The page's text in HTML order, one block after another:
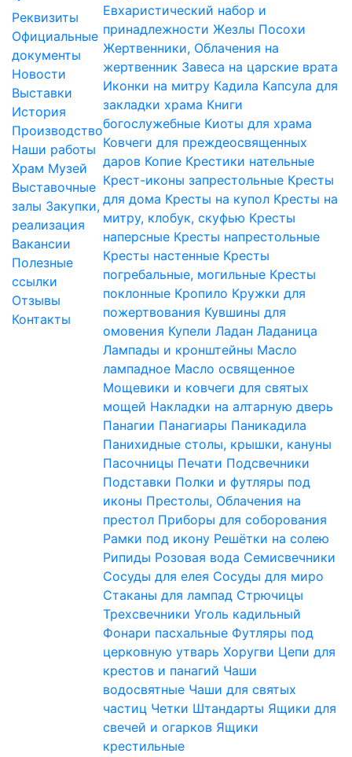
Реквизиты
Официальные
документы
Новости
Выставки
История
Производство
Наши работы
Храм Музей
Выставочные
залы Закупки,
реализация
Вакансии
Полезные
ссылки
Отзывы
Контакты
Евхаристический набор и
принадлежности Жезлы Посохи
Жертвенники, Облачения на
жертвенник Завеса на царские врата
Иконки на митру Кадила Капсула для
закладки храма Книги
богослужебные Киоты для храма
Ковчеги для преждеосвященных
даров Копие Крестики нательные
Крест-иконы запрестольные Кресты
для дома Кресты на купол Кресты на
митру, клобук, скуфью Кресты
наперсные Кресты напрестольные
Кресты настенные Кресты
погребальные, могильные Кресты
поклонные Кропило Кружки для
пожертвования Кувшины для
омовения Купели Ладан Ладаница
Лампады и кронштейны Масло
лампадное Масло освященное
Мощевики и ковчеги для святых
мощей Накладки на алтарную дверь
Панагии Панагиары Паникадила
Панихидные столы, крышки, кануны
Пасочницы Печати Подсвечники
Подставки Полки и футляры под
иконы Престолы, Облачения на
престол Приборы для соборования
Рамки под икону Решётки на солею
Рипиды Розовая вода Семисвечники
Сосуды для елея Сосуды для миро
Стаканы для лампад Стрючицы
Трехсвечники Уголь кадильный
Фонари пасхальные Футляры под
церковную утварь Хоругви Цепи для
крестов и панагий Чаши
водосвятные Чаши для святых
частиц Четки Штандарты Ящики для
свечей и огарков Ящики
крестильные